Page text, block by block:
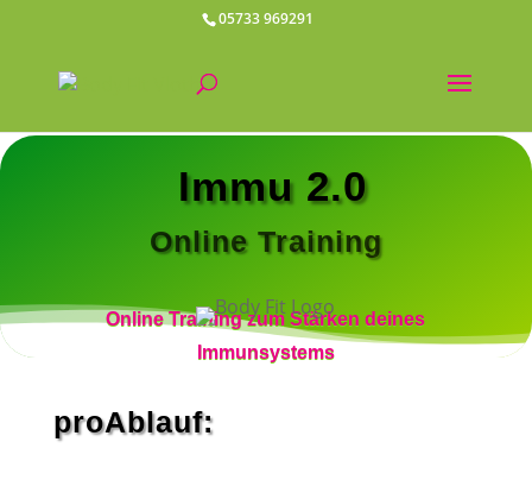
05733 969291
Immu 2.0
Online Training
Online Training zum Stärken deines
Immunsystems
proAblauf: